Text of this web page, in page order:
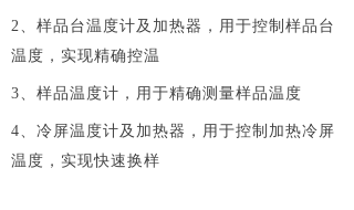
2、样品台温度计及加热器，用于控制样品台
温度，实现精确控温
3、样品温度计，用于精确测量样品温度
4、冷屏温度计及加热器，用于控制加热冷屏
温度，实现快速换样